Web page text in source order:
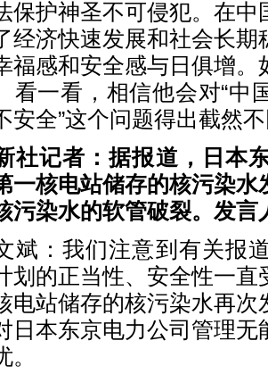
保护神圣不可侵犯。在中
经济快速发展和社会长期
福感和安全感与日俱增
看一看，相信他会对“中
安全”这个问题得出截然
社记者：据报道，日本
一核电站储存的核污染水
污染水的软管破裂。发言
斌：我们注意到有关报
划的正当性、安全性一直
电站储存的核污染水再次
日本东京电力公司管理无